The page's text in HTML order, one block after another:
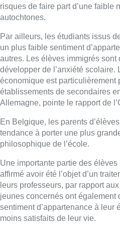
risques de faire part d’une faible
autochtones.
Par ailleurs, les étudiants issus
un plus faible sentiment
autres. Les élèves immigrés
développer de l’anxiété scolaire.
économique est particulièrement
établissements de secondaires
Allemagne, pointe le rapport de
En Belgique, les parents
tendance à porter une plus
philosophique de l’école.
Une importante partie des
affirmé avoir été l’objet d’un
leurs professeurs, par rapport
jeunes concernés ont également
sentiment d’appartenance à leur
moins satisfaits de leur vie.